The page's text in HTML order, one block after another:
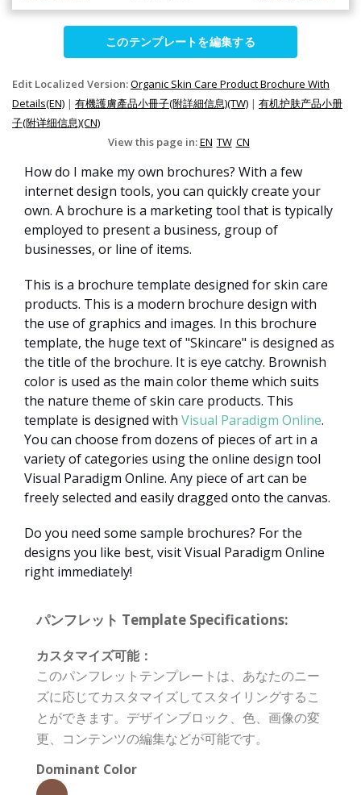
このテンプレートを編集する
Edit Localized Version:Organic Skin Care Product Brochure With
Details(EN) | 有機護膚產品小冊子(附詳細信息)(TW) | 有机护肤产品小册
子(附详细信息)(CN)
View this page in:EN TW CN
How do I make my own brochures? With a few
internet design tools, you can quickly create your
own. A brochure is a marketing tool that is typically
employed to present a business, group of
businesses, or line of items.
This is a brochure template designed for skin care
products. This is a modern brochure design with
the use of graphics and images. In this brochure
template, the huge text of "Skincare" is designed as
the title of the brochure. It is eye catchy. Brownish
color is used as the main color theme which suits
the nature theme of skin care products. This
template is designed with Visual Paradigm Online.
You can choose from dozens of pieces of art in a
variety of categories using the online design tool
Visual Paradigm Online. Any piece of art can be
freely selected and easily dragged onto the canvas.
Do you need some sample brochures? For the
designs you like best, visit Visual Paradigm Online
right immediately!
パンフレット Template Specifications:
カスタマイズ可能：
このパンフレットテンプレートは、あなたのニー
ズに応じてカスタマイズしてスタイリングするこ
とができます。デザインブロック、色、画像の変
更、コンテンツの編集などが可能です。
Dominant Color